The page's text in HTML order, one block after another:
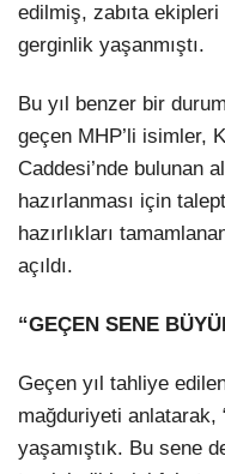
edilmiş, zabıta
gerginlik yaşanmıştı.
Bu yıl benzer bir
geçen MHP’li isimler,
Caddesi’nde bulunan
hazırlanması için
hazırlıkları
açıldı.
“GEÇEN SENE
Geçen yıl tahliye
mağduriyeti anlatarak,
yaşamıştık. Bu sene